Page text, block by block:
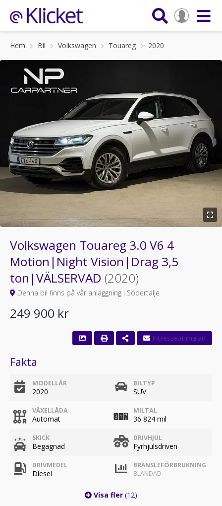
Hem Bil Volkswagen Touareg 2020
Volkswagen Touareg 3.0 V6 4
Motion|Night Vision|Drag 3,5
ton|VÄLSERVAD (2020)
Denna bil finns på vår anläggning i Södertälje
249 900 kr
Fakta
MODELLÅR
2020
BILTYP
SUV
VÄXELLÅDA
Automat
MILTAL
36 824 mil
SKICK
Begagnad
DRIVHJUL
Fyrhjulsdriven
DRIVMEDEL
Diesel
BRÄNSLEFÖRBRUKNING
BLANDAD
Visa fler (12)